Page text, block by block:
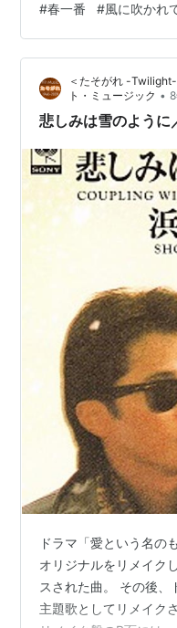
潮社Amazon 長年「一
ち受けて」いたことは
けているのに、うっか
った。そうして、春先
ゃない？」と浮かれて
吹いた。これは二番」
#春一番 #風に吹かれ
＜たそがれ -
ト・ミュージック •
悲しみは雪のように
ドラマ「愛という名の
オリジナルをリメイク
スされた曲。 その後、
主題歌としてリメイク